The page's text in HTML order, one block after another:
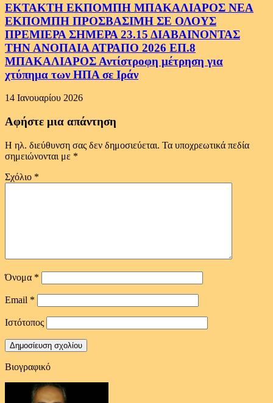
ΕΚΤΑΚΤΗ ΕΚΠΟΜΠΗ ΜΠΑΚΑΛΙΑΡΟΣ ΝΕΑ
ΕΚΠΟΜΠΗ ΠΡΟΣΒΑΣΙΜΗ ΣΕ ΟΛΟΥΣ
ΠΡΕΜΙΕΡΑ ΣΗΜΕΡΑ 23.15 ΔΙΑΒΑΙΝΟΝΤΑΣ
ΤΗΝ ΑΝΟΠΑΙΑ ΑΤΡΑΠΟ 2026 ΕΠ.8
ΜΠΑΚΑΛΙΑΡΟΣ Αντίστροφη μέτρηση για
χτύπημα των ΗΠΑ σε Ιράν
14 Ιανουαρίου 2026
Αφήστε μια απάντηση
Η ηλ. διεύθυνση σας δεν δημοσιεύεται. Τα υποχρεωτικά πεδία
σημειώνονται με *
Σχόλιο *
Όνομα *
Email *
Ιστότοπος
Βιογραφικό